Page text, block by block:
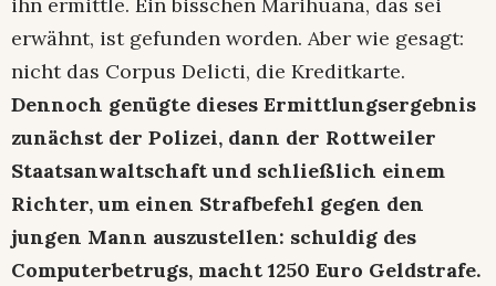
erwähnt, ist gefunden worden. Aber wie gesagt:
nicht das Corpus Delicti, die Kreditkarte.
Dennoch genügte dieses Ermittlungsergebnis
zunächst der Polizei, dann der Rottweiler
Staatsanwaltschaft und schließlich einem
Richter, um einen Strafbefehl gegen den
jungen Mann auszustellen: schuldig des
Computerbetrugs, macht 1250 Euro Geldstrafe.